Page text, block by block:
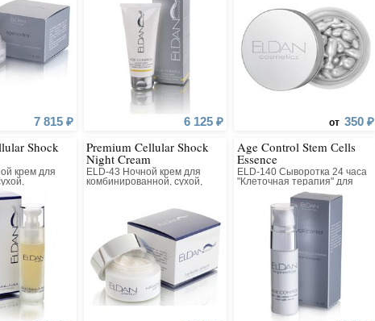
7 815 ₽ 6 125 ₽ от 350 ₽
Shock
крем для
кожи
Premium Cellular Shock
Night Cream
ELD-43 Ночной крем для
комбинированной, сухой,
Age Control Stem Сells
Essence
ELD-140 Сыворотка 24 часа
"Клеточная терапия" для
всех типов кожи